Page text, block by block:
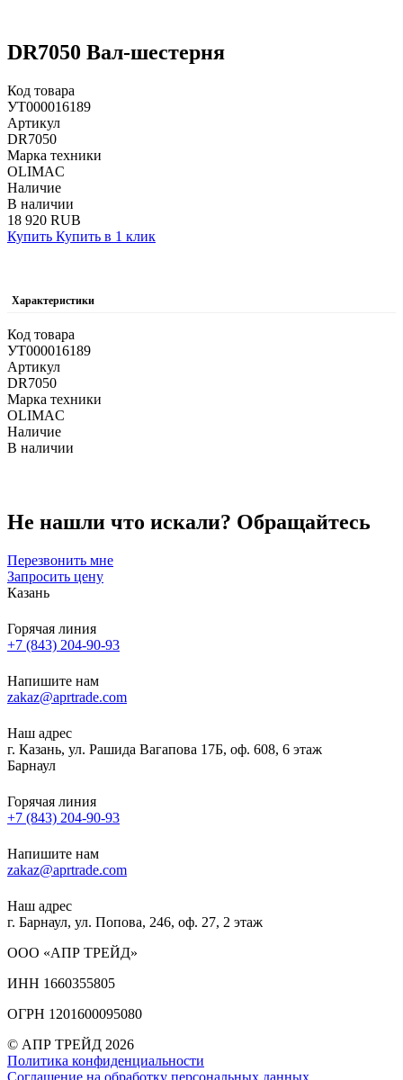
DR7050 Вал-шестерня
Код товара
УТ000016189
Артикул
DR7050
Марка техники
OLIMAC
Наличие
В наличии
18 920 RUB
Купить Купить в 1 клик
Характеристики
Код товара
УТ000016189
Артикул
DR7050
Марка техники
OLIMAC
Наличие
В наличии
Не нашли что искали? Обращайтесь
Перезвонить мне
Запросить цену
Казань
Горячая линия
+7 (843) 204-90-93
Напишите нам
zakaz@aprtrade.com
Наш адрес
г. Казань, ул. Рашида Вагапова 17Б, оф. 608, 6 этаж
Барнаул
Горячая линия
+7 (843) 204-90-93
Напишите нам
zakaz@aprtrade.com
Наш адрес
г. Барнаул, ул. Попова, 246, оф. 27, 2 этаж
ООО «АПР ТРЕЙД»
ИНН 1660355805
ОГРН 1201600095080
© АПР ТРЕЙД 2026
Политика конфиденциальности
Соглашение на обработку персональных данных